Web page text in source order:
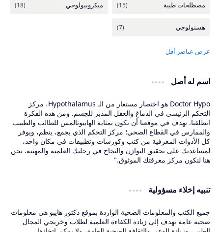
اسم له أصل
Doctor Hypo هو اختصار مستعار من الـ Hypothalamus، مركز
التحكم الرئيسي في الدماغ والعقل المدبر للجسم. ومن هذه الفكرة
انطلقنا. نهدف في موقعنا أن نكون بمثابة الهايبوثالمس للطالب والطبيب
والممارس في القطاع الصحي؛ مركز التحكم الذي يجمع، ينظم، ويوفر
كل الأدوات المعرفية من كتب وكورسات وتطبيقات في مكان واحد،
لمساعدتك على تحقيق التوازن والنجاح في رحلتك العلمية والمهنية. نحن
هنا لنكون مركز معرفتك الموثوق."
تنبيه إخلاء مسؤولية
جميع الكتب والمعلومات الصحية الواردة بموقع دكتور هايبو هي معلومات
صحية عامة تهدف إلى زيادة الكفاءة العلمية لطلاب وخريجي المجال